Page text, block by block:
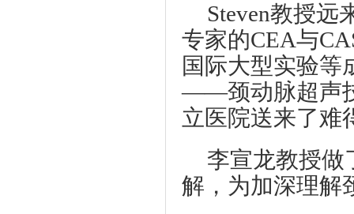
Steven教授
专家的CEA与
国际大型实验等
——颈动脉超声
立医院送来了难
李宣龙教授做
解，为加深理解